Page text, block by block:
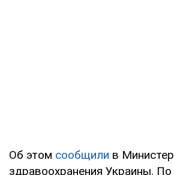
Об этом сообщили в
здравоохранения Украины.